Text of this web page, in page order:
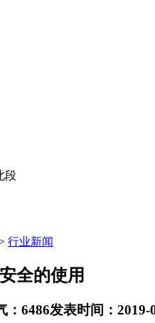
段
行业新闻
全的使用
：6486发表时间：2019-